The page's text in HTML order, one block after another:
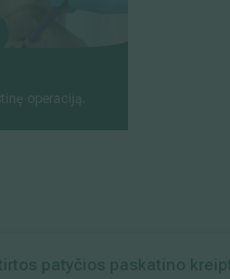
operaciją.
patyčios paskatino